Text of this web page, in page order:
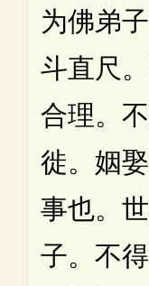
为佛弟
斗直尺
合理。
徙。姻
事也。
子。不